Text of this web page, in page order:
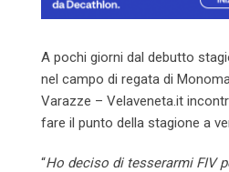
A pochi giorni dal debutto
nel campo di regata di
Varazze – Velaveneta.it
fare il punto della stagione a
“Ho deciso di tesserarmi FIV